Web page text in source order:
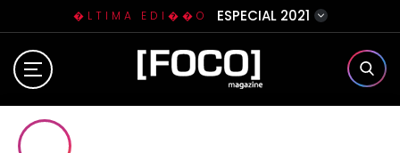
�LTIMA EDI��O ESPECIAL 2021
Home